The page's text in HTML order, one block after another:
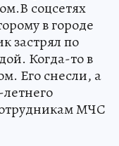
соцсетях
в городе
застрял по
Когда-то в
Его снесли, а
МЧС